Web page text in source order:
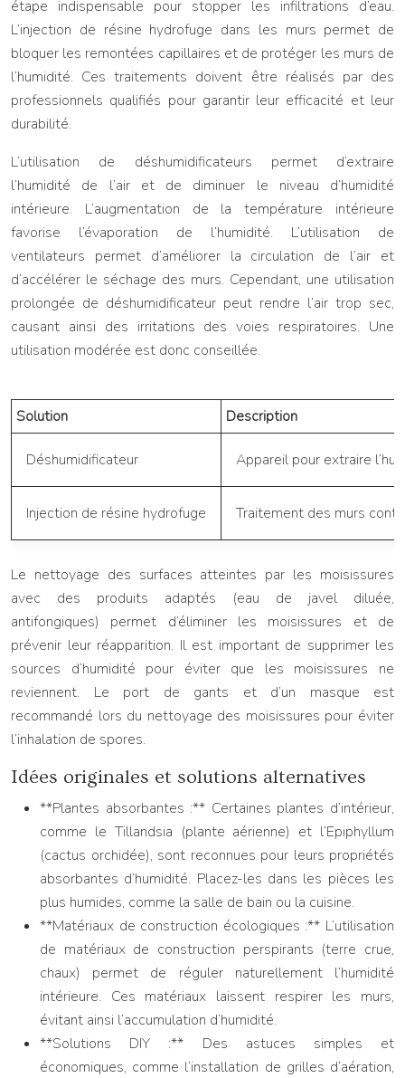
étape indispensable pour stopper les infiltrations d’eau.
L’injection de résine hydrofuge dans les murs permet de
bloquer les remontées capillaires et de protéger les murs de
l’humidité. Ces traitements doivent être réalisés par des
professionnels qualifiés pour garantir leur efficacité et leur
durabilité.
L’utilisation de déshumidificateurs permet d’extraire
l’humidité de l’air et de diminuer le niveau d’humidité
intérieure. L’augmentation de la température intérieure
favorise l’évaporation de l’humidité. L’utilisation de
ventilateurs permet d’améliorer la circulation de l’air et
d’accélérer le séchage des murs. Cependant, une utilisation
prolongée de déshumidificateur peut rendre l’air trop sec,
causant ainsi des irritations des voies respiratoires. Une
utilisation modérée est donc conseillée.
Solution Description
Déshumidificateur Appareil pour extraire
Injection de résine hydrofuge Traitement des murs
Le nettoyage des surfaces atteintes par les moisissures
avec des produits adaptés (eau de javel diluée,
antifongiques) permet d’éliminer les moisissures et de
prévenir leur réapparition. Il est important de supprimer les
sources d’humidité pour éviter que les moisissures ne
reviennent. Le port de gants et d’un masque est
recommandé lors du nettoyage des moisissures pour éviter
l’inhalation de spores.
Idées originales et solutions alternatives
**Plantes absorbantes :** Certaines plantes d’intérieur,
comme le Tillandsia (plante aérienne) et l’Epiphyllum
(cactus orchidée), sont reconnues pour leurs propriétés
absorbantes d’humidité. Placez-les dans les pièces les
plus humides, comme la salle de bain ou la cuisine.
**Matériaux de construction écologiques :** L’utilisation
de matériaux de construction perspirants (terre crue,
chaux) permet de réguler naturellement l’humidité
intérieure. Ces matériaux laissent respirer les murs,
évitant ainsi l’accumulation d’humidité.
**Solutions DIY :** Des astuces simples et
économiques, comme l’installation de grilles d’aération,